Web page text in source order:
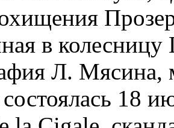
в
Л. Мясина,
состоялась 18